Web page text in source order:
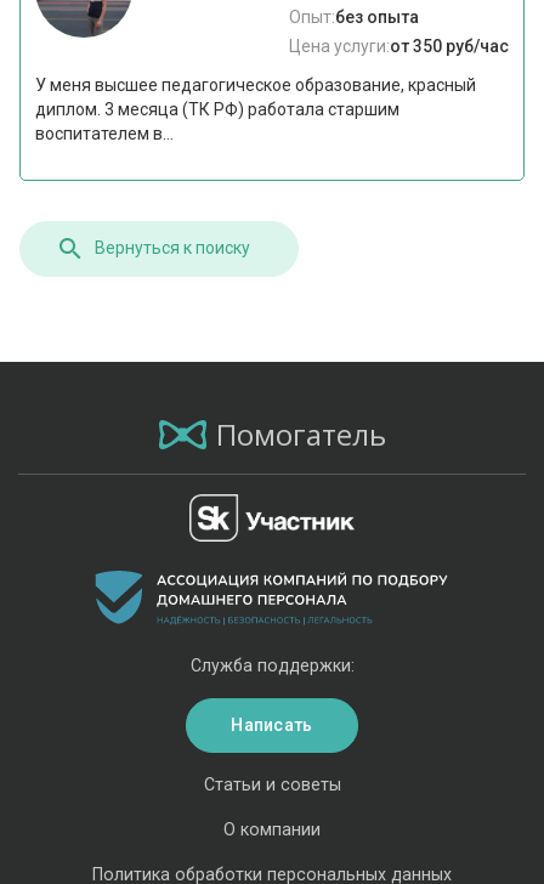
Опыт:без опыта
Цена услуги:от 350 руб/час
У меня высшее педагогическое образование, красный
диплом. 3 месяца (ТК РФ) работала старшим
воспитателем в...
Вернуться к поиску
Помогатель
Статьи и советы
О компании
Политика обработки персональных данных
Служба поддержки:
Написать